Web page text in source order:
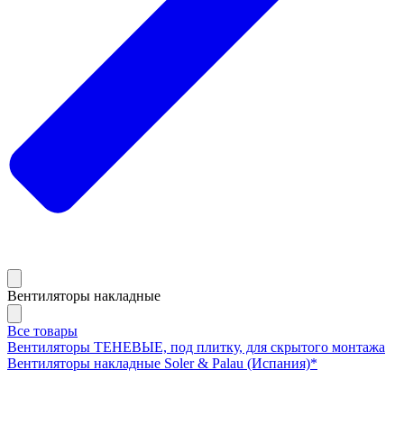
Вентиляторы накладные
Все товары
Вентиляторы ТЕНЕВЫЕ, под плитку, для скрытого монтажа
Вентиляторы накладные Soler & Palau (Испания)*